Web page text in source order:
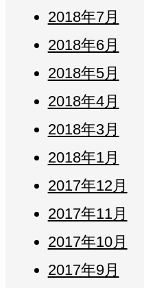
2018年7月
2018年6月
2018年5月
2018年4月
2018年3月
2018年1月
2017年12月
2017年11月
2017年10月
2017年9月